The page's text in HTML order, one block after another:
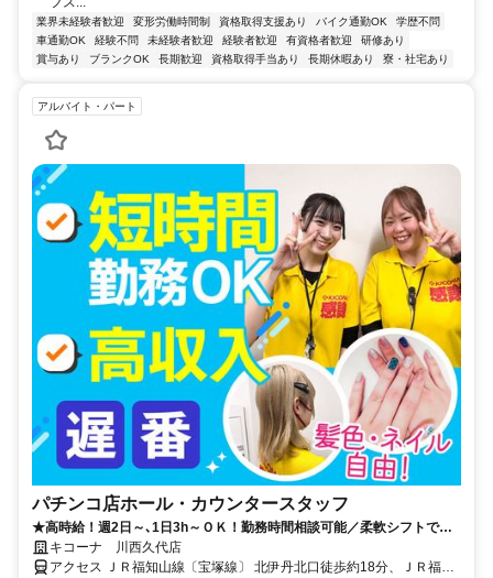
業界未経験者歓迎 変形労働時間制 資格取得支援あり バイク通勤OK
学歴不問
車通勤OK
経験不問 未経験者歓迎 経験者歓迎 有資格者歓迎
研修あり
賞与あり
ブランクOK 長期歓迎 資格取得手当あり 長期休暇あり 寮・社宅あり
アルバイト・パート
パチンコ店ホール・カウンタースタッフ
★高時給！週2日～､1日3h～ＯＫ！勤務時間相談可能／柔軟シフトで私
生活とも両立しやすい◎
キコーナ 川西久代店
アクセス ＪＲ福知山線〔宝塚線〕 北伊丹北口徒歩約18分、ＪＲ福知